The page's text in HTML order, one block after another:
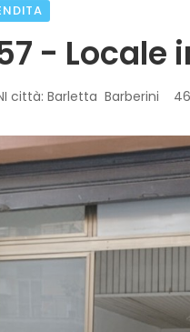
- Locale
città: Barletta Barberini